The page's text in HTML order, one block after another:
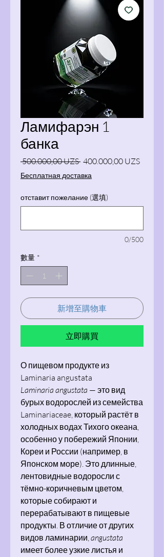
Ламифарэн 1
банка
500.000,00 UZS 一般價格
400.000,00 UZS促銷價
Бесплатная доставка
отставит пожелание (選填)
0/500
數量 *
新增至購物車
立即購買
О пищевом продукте из
Laminaria angustata
Laminaria angustata — это вид
бурых водорослей из семейства
Laminariaceae, который растёт в
холодных водах Тихого океана,
особенно у побережий Японии,
Кореи и России (например, в
Японском море). Это длинные,
лентовидные водоросли с
тёмно-коричневым цветом,
которые собирают и
перерабатывают в пищевые
продукты. В отличие от других
видов ламинарии,angustata
имеет более узкие листья и